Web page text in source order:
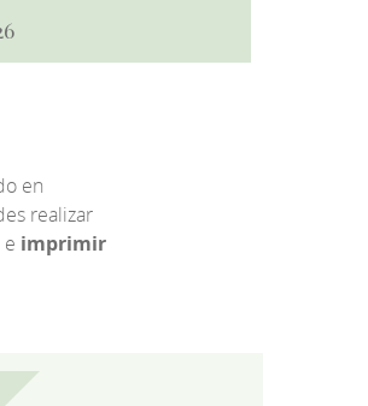
en
realizar
imprimir